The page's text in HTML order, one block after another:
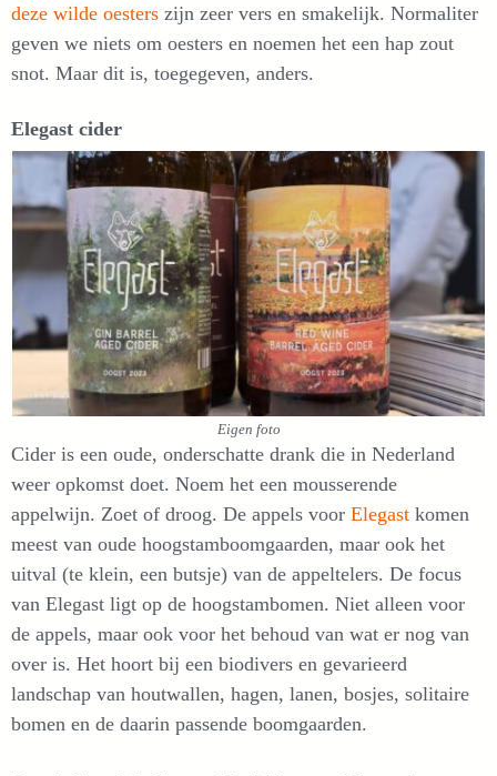
deze wilde oesters zijn zeer vers en smakelijk. Normaliter
geven we niets om oesters en noemen het een hap zout
snot. Maar dit is, toegegeven, anders.
Elegast cider
Eigen foto
Cider is een oude, onderschatte drank die in Nederland
weer opkomst doet. Noem het een mousserende
appelwijn. Zoet of droog. De appels voor Elegast komen
meest van oude hoogstamboomgaarden, maar ook het
uitval (te klein, een butsje) van de appeltelers. De focus
van Elegast ligt op de hoogstambomen. Niet alleen voor
de appels, maar ook voor het behoud van wat er nog van
over is. Het hoort bij een biodivers en gevarieerd
landschap van houtwallen, hagen, lanen, bosjes, solitaire
bomen en de daarin passende boomgaarden.